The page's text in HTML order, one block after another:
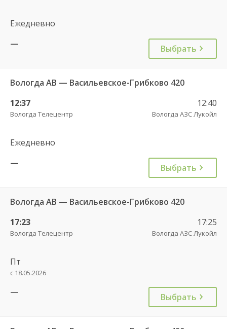
Ежедневно
—
Выбрать
Вологда АВ — Васильевское-Грибково 420
12:37
Вологда Телецентр
12:40
Вологда АЗС Лукойл
Ежедневно
—
Выбрать
Вологда АВ — Васильевское-Грибково 420
17:23
Вологда Телецентр
17:25
Вологда АЗС Лукойл
Пт
с 18.05.2026
— Выбрать